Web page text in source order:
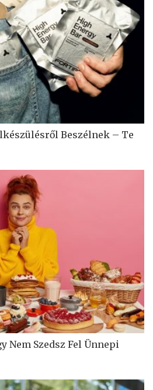
Beszélnek – Te
Nem Szedsz Fel Ünnepi